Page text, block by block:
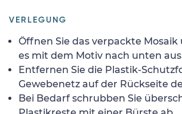
VERLEGUNG
Öffnen Sie das verpackte Mosaik
es mit dem Motiv nach unten
Entfernen Sie die Plastik-
Gewebenetz auf der Rückseite
Bei Bedarf schrubben Sie